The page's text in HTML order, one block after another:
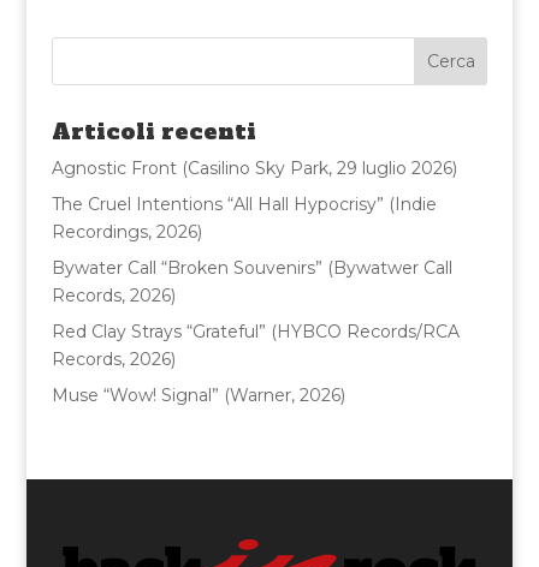
e
b
o
o
k
te
r
l
di
vi
di
Articoli recenti
Agnostic Front (Casilino Sky Park, 29 luglio 2026)
The Cruel Intentions “All Hall Hypocrisy” (Indie
Recordings, 2026)
Bywater Call “Broken Souvenirs” (Bywatwer Call
Records, 2026)
Red Clay Strays “Grateful” (HYBCO Records/RCA
Records, 2026)
Muse “Wow! Signal” (Warner, 2026)